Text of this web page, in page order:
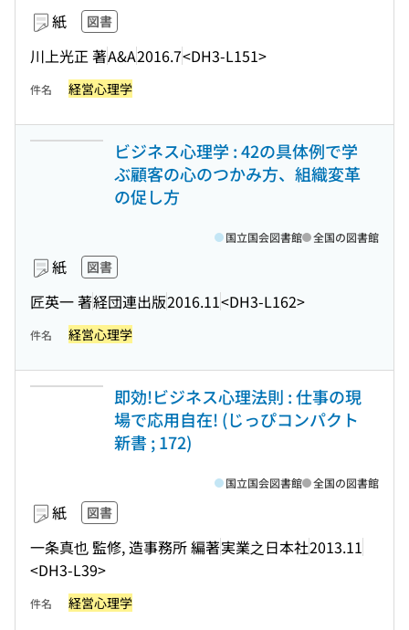
紙 図書
川上光正 著A&A2016.7<DH3-L151>
件名 経営心理学
ビジネス心理学 : 42の具体例で学
ぶ顧客の心のつかみ方、組織変革
の促し方
紙 図書
匠英一 著経団連出版2016.11<DH3-L162>
国立国会図書館 全国の図書館
件名 経営心理学
即効!ビジネス心理法則 : 仕事の現
場で応用自在! (じっぴコンパクト
新書 ; 172)
紙 図書
一条真也 監修, 造事務所 編著実業之日本社2013.11
<DH3-L39>
国立国会図書館 全国の図書館
件名 経営心理学